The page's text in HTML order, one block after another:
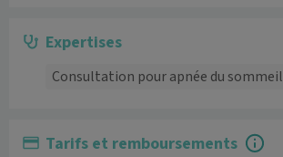
Expertises
Consultation pour apnée du sommeil
Tarifs et remboursements